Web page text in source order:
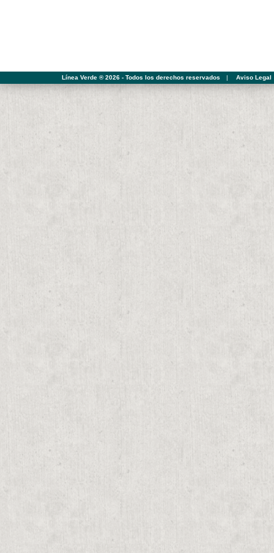
Línea Verde ® 2026 - Todos los derechos reservados | Aviso Legal